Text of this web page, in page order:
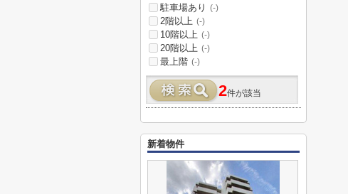
駐車場あり (-)
2階以上 (-)
10階以上 (-)
20階以上 (-)
最上階 (-)
2件が該当
新着物件